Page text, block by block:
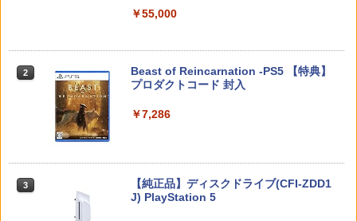
2 スプラトゥーン レイダース -Switch2
3 Nintendo Switch 2(日本語・国内専用)
￥55,000
2
Beast of Reincarnation -PS5 【特典】
プロダクトコード 封入
￥7,286
3
【純正品】ディスクドライブ(CFI-ZDD1
J) PlayStation 5